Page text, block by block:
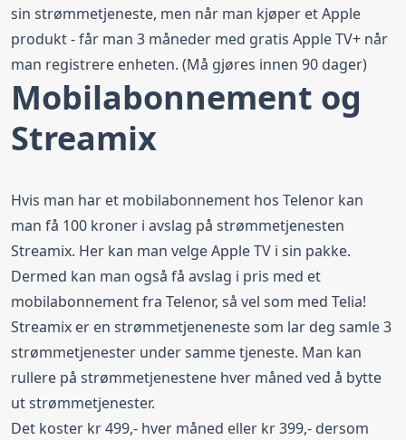
sin strømmetjeneste, men når man kjøper et Apple
produkt - får man 3 måneder med gratis Apple TV+ når
man registrere enheten. (Må gjøres innen 90 dager)
Mobilabonnement og
Streamix
Hvis man har et mobilabonnement hos Telenor kan
man få 100 kroner i avslag på strømmetjenesten
Streamix. Her kan man velge Apple TV i sin pakke.
Dermed kan man også få avslag i pris med et
mobilabonnement fra Telenor, så vel som med Telia!
Streamix er en strømmetjeneneste som lar deg samle 3
strømmetjenester under samme tjeneste. Man kan
rullere på strømmetjenestene hver måned ved å bytte
ut strømmetjenester.
Det koster kr 499,- hver måned eller kr 399,- dersom